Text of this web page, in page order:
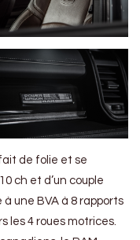
de folie et se
ch et d’un couple
une BVA à 8 rapports
les 4 roues motrices.